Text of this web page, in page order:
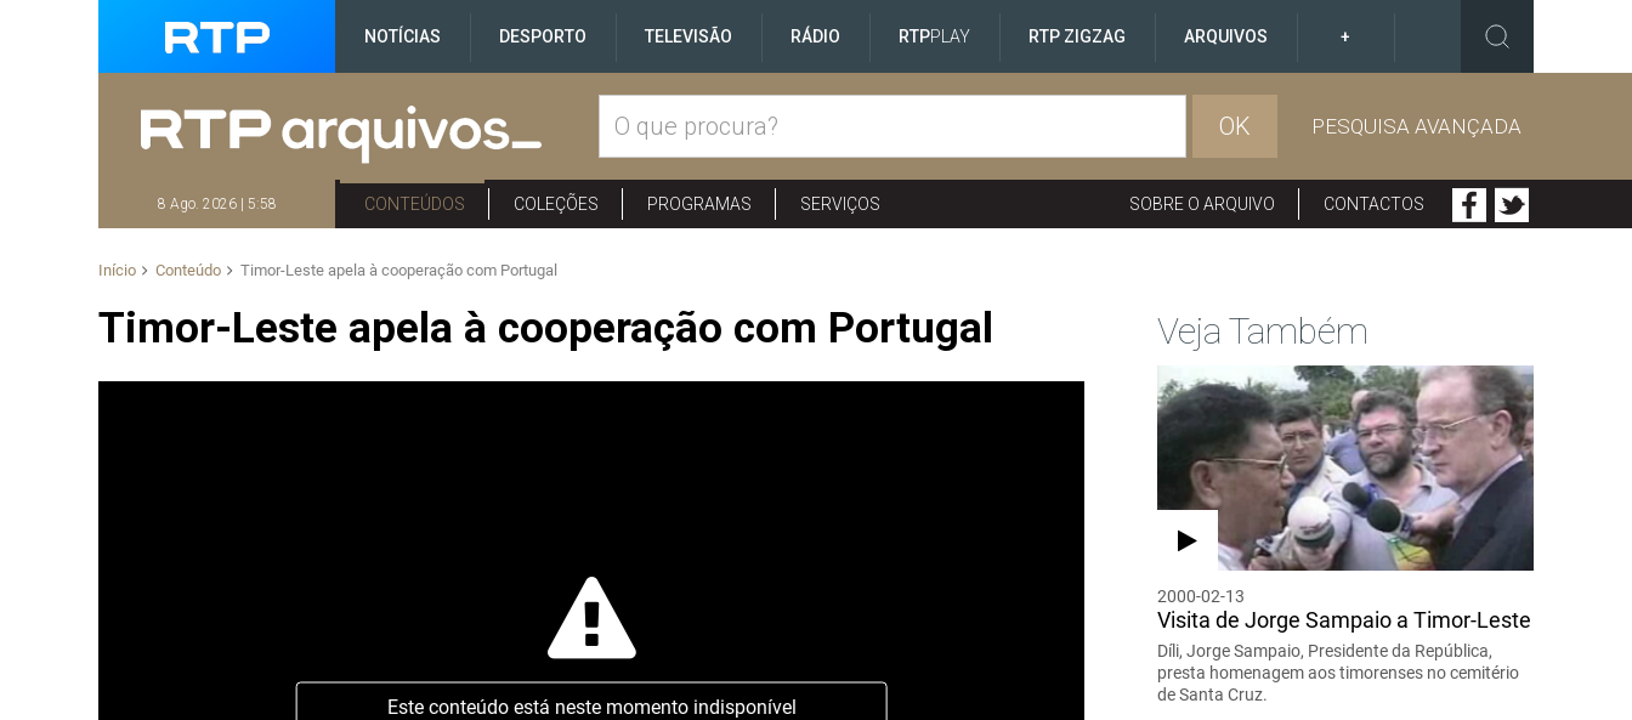
NOTÍCIAS DESPORTO TELEVISÃO RÁDIO RTPPLAY RTP ZIGZAG ARQUIVOS +
OK PESQUISA AVANÇADA
8 Ago. 2026 | 5:58 CONTEÚDOS COLEÇÕES PROGRAMAS SERVIÇOS SOBRE O ARQUIVO CONTACTOS
Início Conteúdo Timor-Leste apela à cooperação com Portugal
Timor-Leste apela à cooperação com Portugal
Este conteúdo está neste momento indisponível
Veja Também
2000-02-13
Visita de Jorge Sampaio a Timor-Leste
Díli, Jorge Sampaio, Presidente da República,
presta homenagem aos timorenses no cemitério
de Santa Cruz.